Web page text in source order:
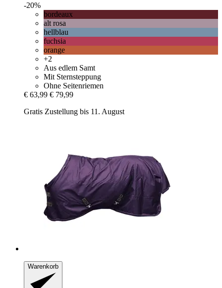
-20%
bordeaux
alt rosa
hellblau
fuchsia
orange
+2
Aus edlem Samt
Mit Sternsteppung
Ohne Seitenriemen
€ 63,99 € 79,99
Gratis Zustellung bis 11. August
Warenkorb